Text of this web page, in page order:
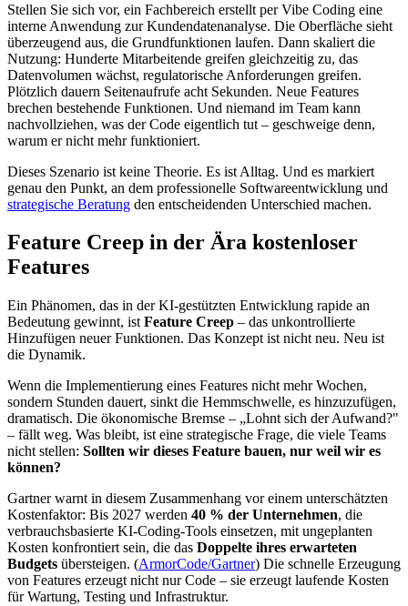
Stellen Sie sich vor, ein Fachbereich erstellt per Vibe Coding eine
interne Anwendung zur Kundendatenanalyse. Die Oberfläche sieht
überzeugend aus, die Grundfunktionen laufen. Dann skaliert die
Nutzung: Hunderte Mitarbeitende greifen gleichzeitig zu, das
Datenvolumen wächst, regulatorische Anforderungen greifen.
Plötzlich dauern Seitenaufrufe acht Sekunden. Neue Features
brechen bestehende Funktionen. Und niemand im Team kann
nachvollziehen, was der Code eigentlich tut – geschweige denn,
warum er nicht mehr funktioniert.
Dieses Szenario ist keine Theorie. Es ist Alltag. Und es markiert
genau den Punkt, an dem professionelle Softwareentwicklung und
strategische Beratung den entscheidenden Unterschied machen.
Feature Creep in der Ära kostenloser
Features
Ein Phänomen, das in der KI-gestützten Entwicklung rapide an
Bedeutung gewinnt, ist Feature Creep – das unkontrollierte
Hinzufügen neuer Funktionen. Das Konzept ist nicht neu. Neu ist
die Dynamik.
Wenn die Implementierung eines Features nicht mehr Wochen,
sondern Stunden dauert, sinkt die Hemmschwelle, es hinzuzufügen,
dramatisch. Die ökonomische Bremse – „Lohnt sich der Aufwand?"
– fällt weg. Was bleibt, ist eine strategische Frage, die viele Teams
nicht stellen: Sollten wir dieses Feature bauen, nur weil wir es
können?
Gartner warnt in diesem Zusammenhang vor einem unterschätzten
Kostenfaktor: Bis 2027 werden 40 % der Unternehmen, die
verbrauchsbasierte KI-Coding-Tools einsetzen, mit ungeplanten
Kosten konfrontiert sein, die das Doppelte ihres erwarteten
Budgets übersteigen. (ArmorCode/Gartner) Die schnelle Erzeugung
von Features erzeugt nicht nur Code – sie erzeugt laufende Kosten
für Wartung, Testing und Infrastruktur.